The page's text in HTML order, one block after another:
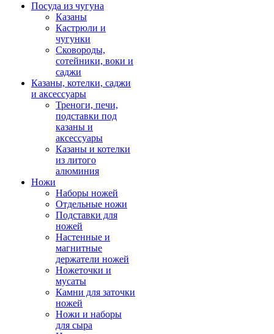
Посуда из чугуна
Казаны
Кастрюли и
чугунки
Сковороды,
сотейники, воки и
саджи
Казаны, котелки, саджи
и аксессуары
Треноги, печи,
подставки под
казаны и
аксессуары
Казаны и котелки
из литого
алюминия
Ножи
Наборы ножей
Отдельные ножи
Подставки для
ножей
Настенные и
магнитные
держатели ножей
Ножеточки и
мусаты
Камни для заточки
ножей
Ножи и наборы
для сыра